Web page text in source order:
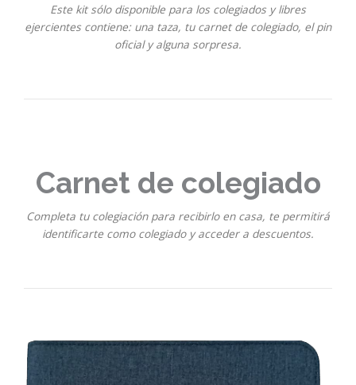
Este kit sólo disponible para los colegiados y libres
ejercientes contiene: una taza, tu carnet de colegiado, el pin
oficial y alguna sorpresa.
Carnet de colegiado
Completa tu colegiación para recibirlo en casa, te permitirá
identificarte como colegiado y acceder a descuentos.